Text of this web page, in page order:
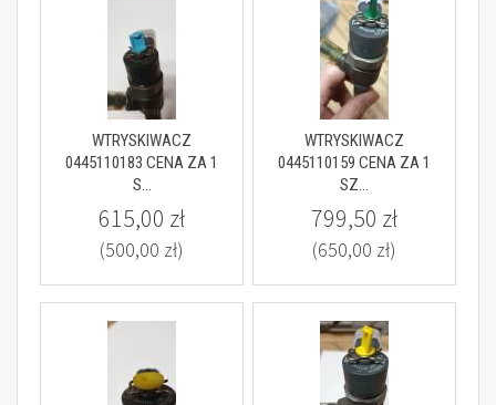
WTRYSKIWACZ
0445110183 CENA ZA 1
S...
615,00 zł
(500,00 zł)
WTRYSKIWACZ
0445110159 CENA ZA 1
SZ...
799,50 zł
(650,00 zł)